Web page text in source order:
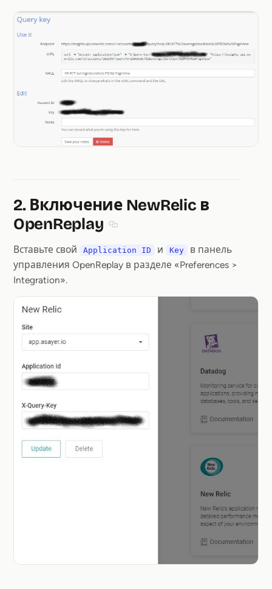
2. Включение NewRelic в
OpenReplay
Вставьте свой
Application ID и Key
в панель
управления OpenReplay в разделе «Preferences >
Integration».